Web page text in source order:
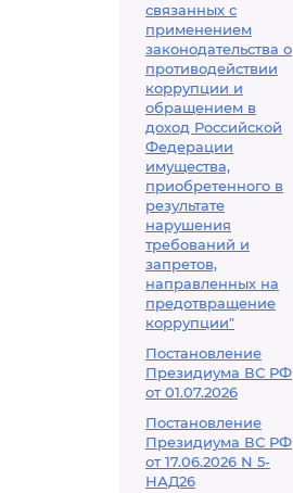
связанных с
применением
законодательства о
противодействии
коррупции и
обращением в
доход Российской
Федерации
имущества,
приобретенного в
результате
нарушения
требований и
запретов,
направленных на
предотвращение
коррупции"
Постановление
Президиума ВС РФ
от 01.07.2026
Постановление
Президиума ВС РФ
от 17.06.2026 N 5-
НАД26